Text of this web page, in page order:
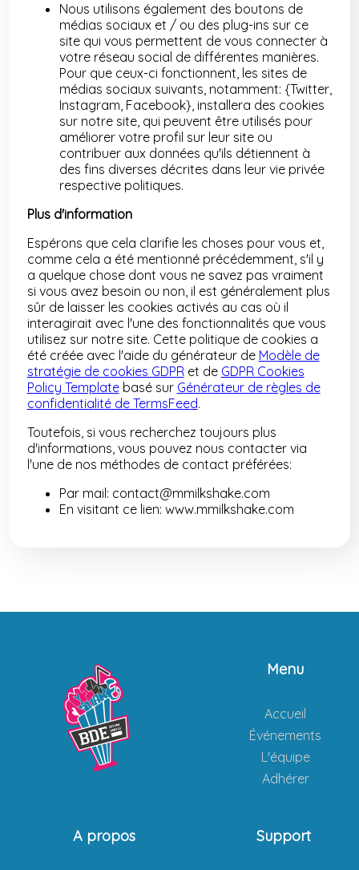
Nous utilisons également des boutons de
médias sociaux et / ou des plug-ins sur ce
site qui vous permettent de vous connecter à
votre réseau social de différentes manières.
Pour que ceux-ci fonctionnent, les sites de
médias sociaux suivants, notamment: {Twitter,
Instagram, Facebook}, installera des cookies
sur notre site, qui peuvent être utilisés pour
améliorer votre profil sur leur site ou
contribuer aux données qu'ils détiennent à
des fins diverses décrites dans leur vie privée
respective politiques.
Plus d'information
Espérons que cela clarifie les choses pour vous et,
comme cela a été mentionné précédemment, s'il y
a quelque chose dont vous ne savez pas vraiment
si vous avez besoin ou non, il est généralement plus
sûr de laisser les cookies activés au cas où il
interagirait avec l'une des fonctionnalités que vous
utilisez sur notre site. Cette politique de cookies a
été créée avec l'aide du générateur de Modèle de
stratégie de cookies GDPRet de GDPR Cookies
Policy Templatebasé sur Générateur de règles de
confidentialité de TermsFeed.
Toutefois, si vous recherchez toujours plus
d'informations, vous pouvez nous contacter via
l'une de nos méthodes de contact préférées:
Par mail: contact@mmilkshake.com
En visitant ce lien: www.mmilkshake.com
Menu
Accueil
Événements
L'équipe
Adhérer
A propos Support